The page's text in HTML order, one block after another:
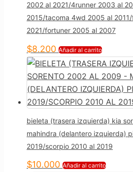
2002 al 2021/4runner 2003 al
2015/tacoma 4wd 2005 al
2021/fortuner 2005 al 2007
$8.200 Añadir al carrito
bieleta (trasera izquierda) kia
mahindra (delantero izquierda)
2019/scorpio 2010 al 2019
$10.000 Añadir al carrito